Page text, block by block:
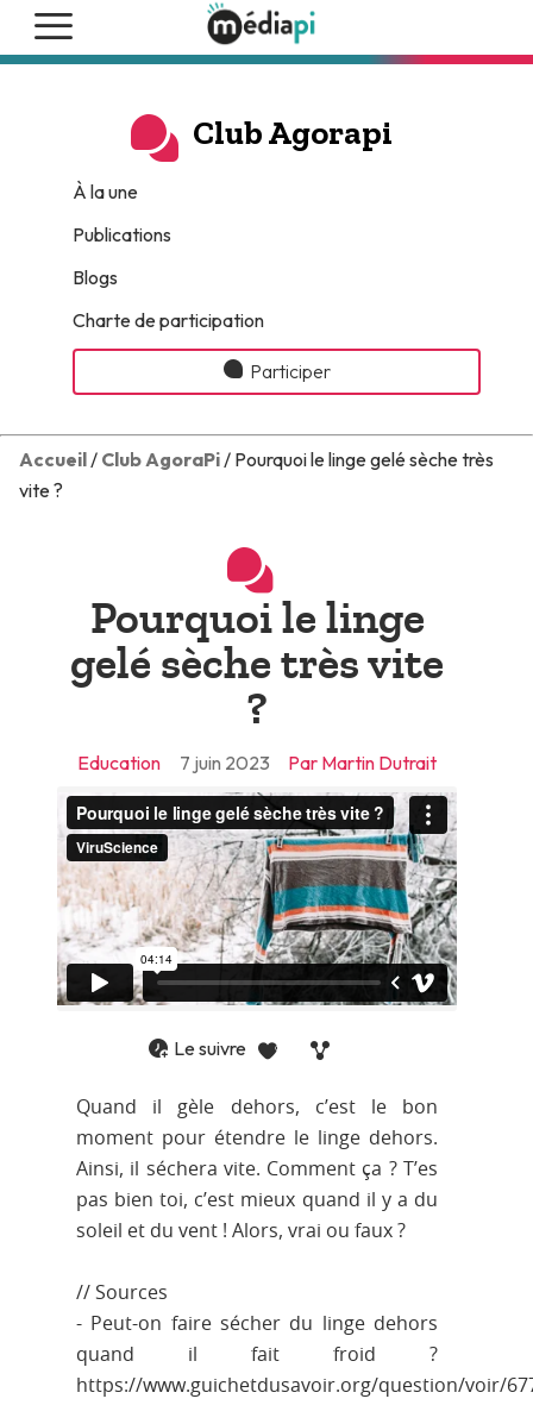
Club Agorapi
À la une
Publications
Blogs
Charte de participation
Participer
Accueil/ Club AgoraPi/ Pourquoi le linge gelé sèche très
vite ?
Pourquoi le linge
gelé sèche très vite
?
Education 7 juin 2023 Par Martin Dutrait
Le suivre 0
Quand il gèle dehors, c’est le bon
moment pour étendre le linge dehors.
Ainsi, il séchera vite. Comment ça ? T’es
pas bien toi, c’est mieux quand il y a du
soleil et du vent ! Alors, vrai ou faux ?
// Sources
- Peut-on faire sécher du linge dehors
quand il fait froid ?
https://www.guichetdusavoir.org/question/voir/